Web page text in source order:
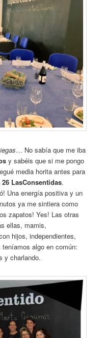
… No sabía que me iba
y sabéis que si me pongo
media horita antes para
26 LasConsentidas.
Una energía positiva y un
ya me sintiera como
zapatos! Yes! Las otras
ellas, mamis,
hijos, independientes,
algo en común:
y charlando.